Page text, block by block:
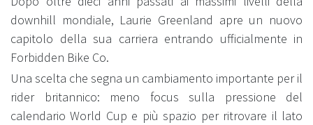
downhill mondiale, Laurie Greenland apre un nuovo
capitolo della sua carriera entrando ufficialmente in
Forbidden Bike Co.
Una scelta che segna un cambiamento importante per il
rider britannico: meno focus sulla pressione del
calendario World Cup e più spazio per ritrovare il lato